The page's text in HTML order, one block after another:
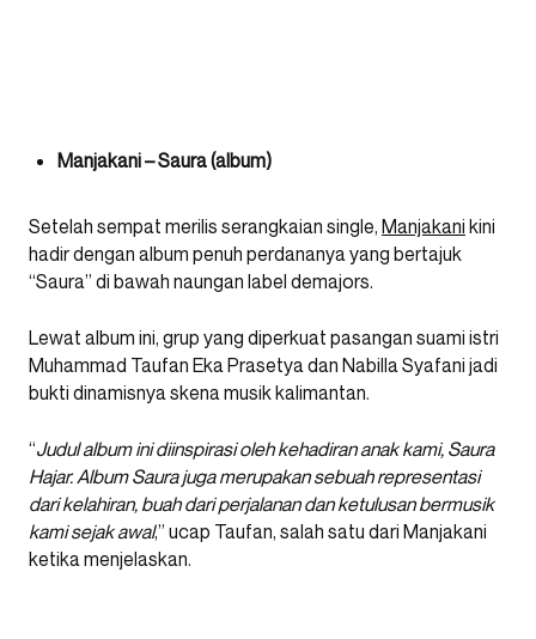
Manjakani – Saura (album)
Setelah sempat merilis serangkaian single, Manjakani kini
hadir dengan album penuh perdananya yang bertajuk
“Saura” di bawah naungan label demajors.
Lewat album ini, grup yang diperkuat pasangan suami istri
Muhammad Taufan Eka Prasetya dan Nabilla Syafani jadi
bukti dinamisnya skena musik kalimantan.
“Judul album ini diinspirasi oleh kehadiran anak kami, Saura
Hajar. Album Saura juga merupakan sebuah representasi
dari kelahiran, buah dari perjalanan dan ketulusan bermusik
kami sejak awal,” ucap Taufan, salah satu dari Manjakani
ketika menjelaskan.